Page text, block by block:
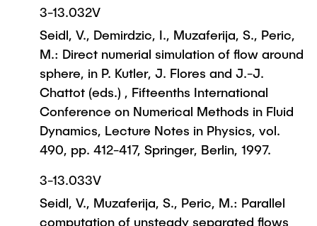
3-13.032V
Seidl, V., Demirdzic, I., Muzaferija, S., Peric,
M.: Direct numerial simulation of flow around
sphere, in P. Kutler, J. Flores and J.-J.
Chattot (eds.) , Fifteenths International
Conference on Numerical Methods in Fluid
Dynamics, Lecture Notes in Physics, vol.
490, pp. 412-417, Springer, Berlin, 1997.
3-13.033V
Seidl, V., Muzaferija, S., Peric, M.: Parallel
computation of unsteady separated flows